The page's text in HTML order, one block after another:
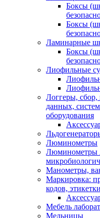
Боксы
Боксы
Ламинарные
Боксы
Лиофильные
Логгеры, сбор,
данных,
оборудования
Люминометры
Люминометры
Манометры,
Маркировка:
кодов, этикетки
Мебель
Мельницы